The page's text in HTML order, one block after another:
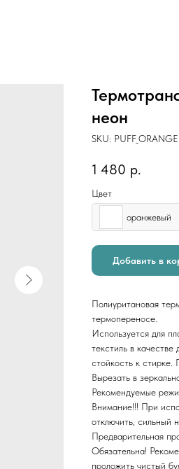
неон
SKU: PUFF_ORANGE
1 480 р.
Цвет
оранжевый
Добавить в
Полиуритановая
термопереносе.
Используется для
текстиль в
стойкость к стирке.
Вырезать в
Рекомендуемые
Внимание!!! При
отключить, сильный
Предварительная
Обязательна!
проложить чистый